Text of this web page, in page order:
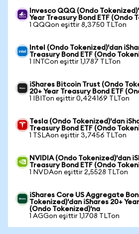
Invesco QQQ (Ondo
Year Treasury Bond ETF (Ondo
1 QQQon eşittir 8,3750 TLTon
Intel (Ondo Tokenized)'dan
Treasury Bond ETF (Ondo
1 INTCon eşittir 1,1787 TLTon
iShares Bitcoin Trust (Ondo
20+ Year Treasury Bond ETF
1 IBITon eşittir 0,424169 TLTon
Tesla (Ondo Tokenized)'dan
Treasury Bond ETF (Ondo
1 TSLAon eşittir 3,7456 TLTon
NVIDIA (Ondo Tokenized)'dan
Treasury Bond ETF (Ondo
1 NVDAon eşittir 2,5528 TLTon
iShares Core US Aggregate
Tokenized)'dan iShares 20+
(Ondo Tokenized)'na
1 AGGon eşittir 1,1708 TLTon